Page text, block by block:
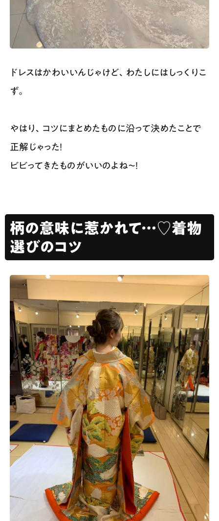
ドレスはかわいいんじゃけど、わたしにはしっくりこ
ず。
やはり、コツにまとめたものに沿って決めたことで
正解じゃった！
ビビってきたものがいいのよね〜！
柄の意味に惹かれて…♡着物
選びのコツ